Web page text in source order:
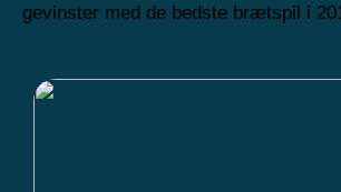
gevinster med de bedste brætspil i